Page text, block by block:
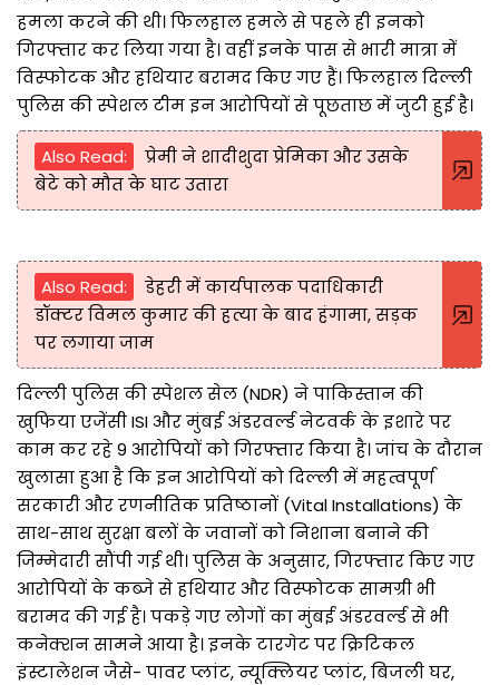
हमला करने की थी। फिलहाल हमले से पहले ही इनको
गिरफ्तार कर लिया गया है। वहीं इनके पास से भारी मात्रा में
विस्फोटक और हथियार बरामद किए गए हैं। फिलहाल दिल्ली
पुलिस की स्पेशल टीम इन आरोपियों से पूछताछ में जुटी हुई है।
Also Read:
प्रेमी ने शादीशुदा प्रेमिका और उसके
बेटे को मौत के घाट उतारा
Also Read:
डेहरी में कार्यपालक पदाधिकारी
डॉक्टर विमल कुमार की हत्या के बाद हंगामा, सड़क
पर लगाया जाम
दिल्ली पुलिस की स्पेशल सेल (NDR) ने पाकिस्तान की
खुफिया एजेंसी ISI और मुंबई अंडरवर्ल्ड नेटवर्क के इशारे पर
काम कर रहे 9 आरोपियों को गिरफ्तार किया है। जांच के दौरान
खुलासा हुआ है कि इन आरोपियों को दिल्ली में महत्वपूर्ण
सरकारी और रणनीतिक प्रतिष्ठानों (Vital Installations) के
साथ-साथ सुरक्षा बलों के जवानों को निशाना बनाने की
जिम्मेदारी सौंपी गई थी। पुलिस के अनुसार, गिरफ्तार किए गए
आरोपियों के कब्जे से हथियार और विस्फोटक सामग्री भी
बरामद की गई है। पकड़े गए लोगों का मुंबई अंडरवर्ल्ड से भी
कनेक्शन सामने आया है। इनके टारगेट पर क्रिटिकल
इंस्टालेशन जैसे- पावर प्लांट, न्यूक्लियर प्लांट, बिजली घर,